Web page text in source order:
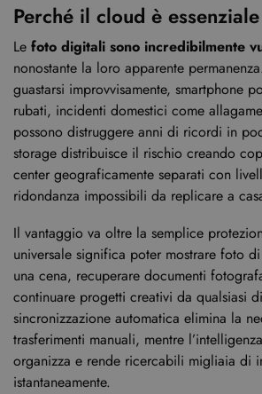
Perché il cloud è
Le foto digitali sono incredibilmente
nonostante la loro apparente
guastarsi improvvisamente, smartphone
rubati, incidenti domestici come
possono distruggere anni di ricordi in
storage distribuisce il rischio creando
center geograficamente separati con
ridondanza impossibili da replicare a
Il vantaggio va oltre la semplice
universale significa poter mostrare foto
una cena, recuperare documenti
continuare progetti creativi da qualsiasi
sincronizzazione automatica elimina la
trasferimenti manuali, mentre
organizza e rende ricercabili migliaia di
istantaneamente.